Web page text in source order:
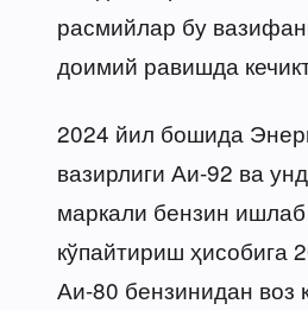
расмийлар бу
доимий равишда
2024 йил бошида
вазирлиги Аи-92 ва
маркали бензин
кўпайтириш ҳисобига
Аи-80 бензинидан воз